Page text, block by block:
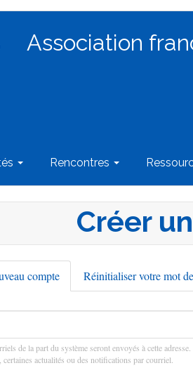
Association
Rencontres
Créer
compte (onglet
actif)
Réinitialiser votre mot
de la part du système seront envoyés à cette
actualités ou des notifications par courriel.